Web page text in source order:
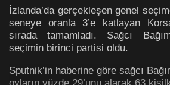
İzlanda’da gerçekleşen genel
seneye oranla 3’e katlayan
sırada tamamladı. Sağcı
seçimin birinci partisi oldu.
Sputnik’in haberine göre sağcı